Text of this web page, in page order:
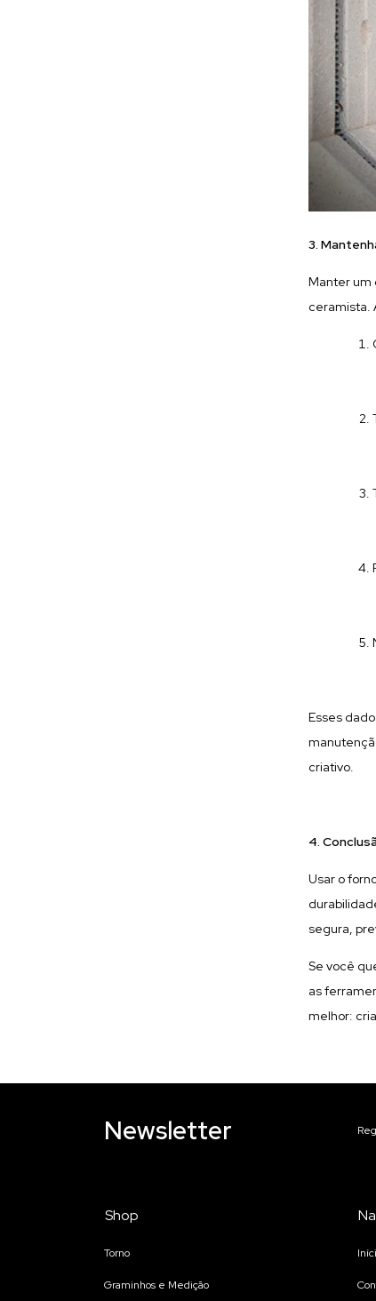
3.
Manter um
ceramista.
Esses
criativo.
4.
Usar o
segura,
Se você
as
melhor:
Newsletter
Shop
Torno
Graminhos e Medição